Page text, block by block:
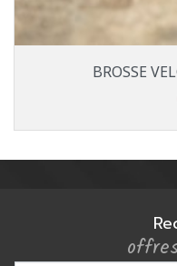
BROSSE